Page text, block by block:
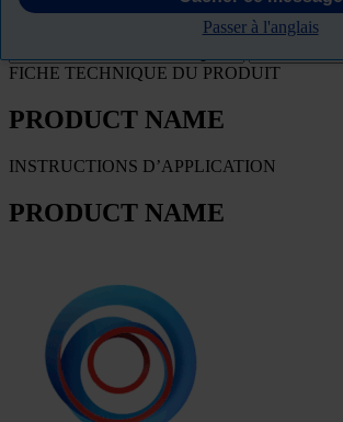
Passer à l'anglais
FICHE TECHNIQUE DU PRODUIT
PRODUCT NAME
INSTRUCTIONS D’APPLICATION
PRODUCT NAME